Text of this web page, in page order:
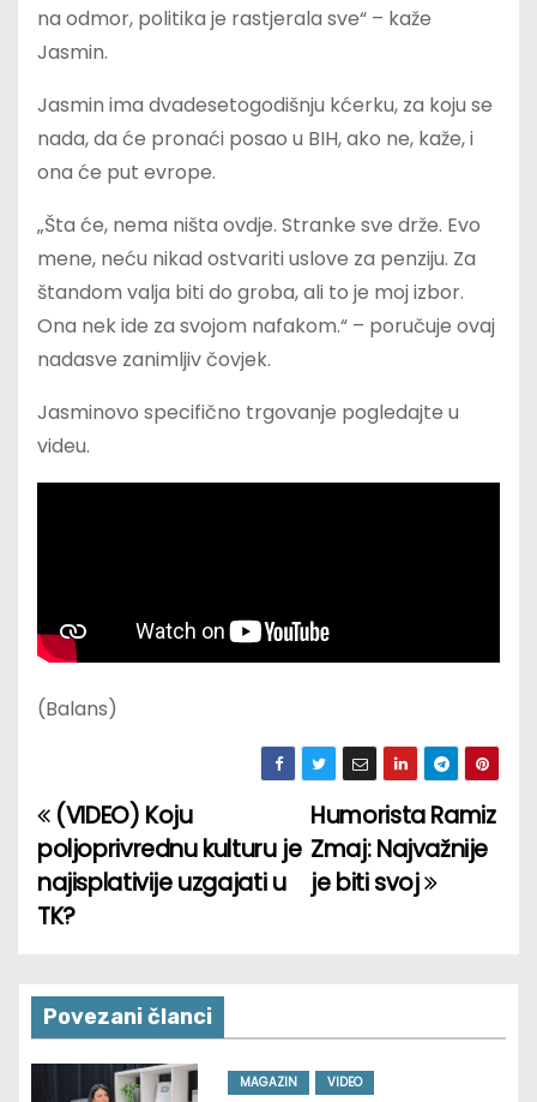
na odmor, politika je rastjerala sve“ – kaže
Jasmin.
Jasmin ima dvadesetogodišnju kćerku, za koju se
nada, da će pronaći posao u BIH, ako ne, kaže, i
ona će put evrope.
„Šta će, nema ništa ovdje. Stranke sve drže. Evo
mene, neću nikad ostvariti uslove za penziju. Za
štandom valja biti do groba, ali to je moj izbor.
Ona nek ide za svojom nafakom.“ – poručuje ovaj
nadasve zanimljiv čovjek.
Jasminovo specifično trgovanje pogledajte u
videu.
(Balans)
P
o
s
n
a
Humorista Ramiz
Zmaj: Najvažnije
je biti svoj
(VIDEO) Koju
poljoprivrednu kulturu je
najisplativije uzgajati u
TK?
Povezani članci
MAGAZIN VIDEO